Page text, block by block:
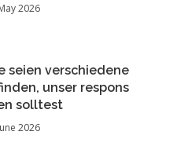
2026
seien verschiedene
unser respons
solltest
2026